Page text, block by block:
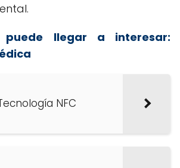
llegar a interesar:
NFC